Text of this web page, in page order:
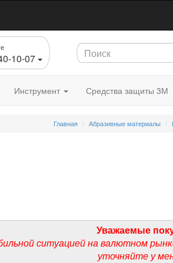
10-07
Инструмент Средства защиты 3М
Главная Абразивные материалы
Уважаемые
ситуацией на валютном
уточняйте у